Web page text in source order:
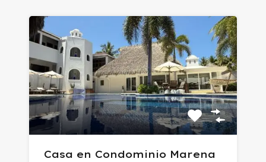
Casa en Condominio Marena